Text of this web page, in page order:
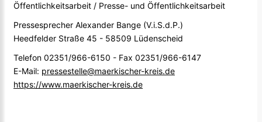
Öffentlichkeitsarbeit / Presse- und Öffentlichkeitsarbeit
Pressesprecher Alexander Bange (V.i.S.d.P.)
Heedfelder Straße 45 - 58509 Lüdenscheid
Telefon 02351/966-6150 - Fax 02351/966-6147
E-Mail: pressestelle@maerkischer-kreis.de
https://www.maerkischer-kreis.de